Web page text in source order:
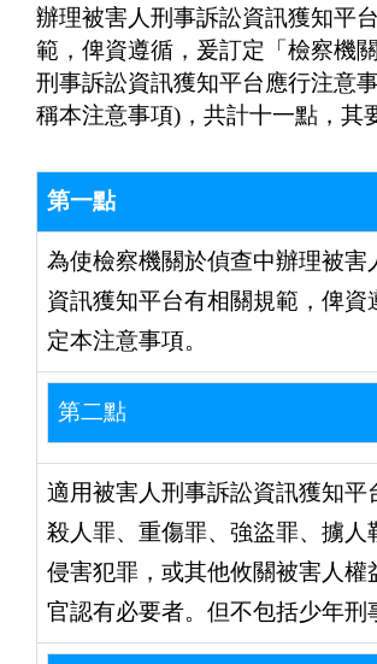
辦理被害人刑事訴訟資訊獲知平
範，俾資遵循，爰訂定「檢察機
刑事訴訟資訊獲知平台應行注意
稱本注意事項)，共計十一點，其
第一點
為使檢察機關於偵查中辦理被害
資訊獲知平台有相關規範，俾資
定本注意事項。
第二點
適用被害人刑事訴訟資訊獲知平
殺人罪、重傷罪、強盜罪、擄人
侵害犯罪，或其他攸關被害人權
官認有必要者。但不包括少年刑